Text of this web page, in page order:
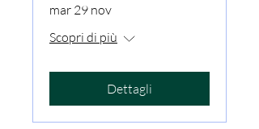
mar 29 nov
Scopri di più
Dettagli